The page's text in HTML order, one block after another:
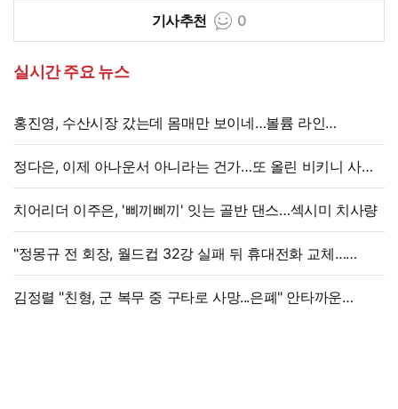
기사추천 0
실시간 주요 뉴스
홍진영, 수산시장 갔는데 몸매만 보이네…볼륨 라인
'시선강탈'
정다은, 이제 아나운서 아니라는 건가…또 올린 비키니 사진,
과감 반전 매력
치어리더 이주은, '삐끼삐끼' 잇는 골반 댄스…섹시미 치사량
"정몽규 전 회장, 월드컵 32강 실패 뒤 휴대전화 교체…
출국금지 조치도"
김정렬 "친형, 군 복무 중 구타로 사망...은폐" 안타까운